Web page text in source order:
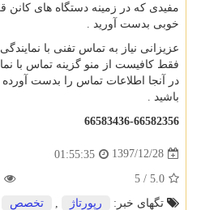
مفیدی که در زمینه دستگاه های کانن
خوبی بدست آورید .
عزیزانی نیاز به تماس تفنی با
فقط کافیست از منو گزینه تماس با
در آنجا اطلاعات تماس را بدست آورده
باشید .
66583436-66582356
1397/12/28
01:55:35
5.0
/
5
تگهای خبر:
رپورتاژ تخصص